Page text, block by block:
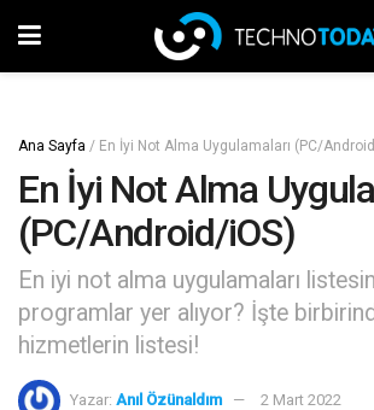
Ana Sayfa / En İyi Not Alma Uygulamaları (PC/
En İyi Not Alma
(PC/Android/iOS)
En iyi not alma uygulamaları
programlar yer alıyor? İşte
hizmetlerin listesi!
Yazar: Anıl Özünaldım 2 Mart 2022